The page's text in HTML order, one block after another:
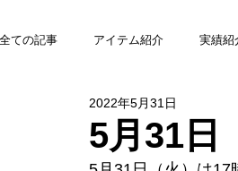
全ての記事 アイテム紹介 実績紹
5月31日
2022年5月31日